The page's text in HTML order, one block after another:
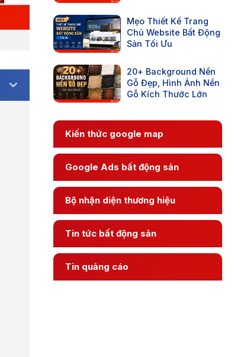
Mẹo Thiết Kế Trang
Chủ Website Bất Động
Sản Tối Ưu
20+ Background Nền
Gỗ Đẹp, Hình Ảnh Nền
Gỗ Kích Thước Lớn
Kiến thức google map
Google Ads bất động sản
Bộ nhận diện thương hiệu
Tin tức bất động sản
Tin quảng cáo